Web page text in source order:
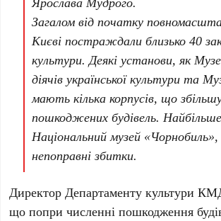
Загалом від початку
Києві постраждали близько40
культури. Деякі установи, як
діячів української культури та
мають кілька корпусів, що
пошкоджених будівель.
Національний музей
непоправні збитки.
Директор Департаменту культури
що попри численні пошкодження